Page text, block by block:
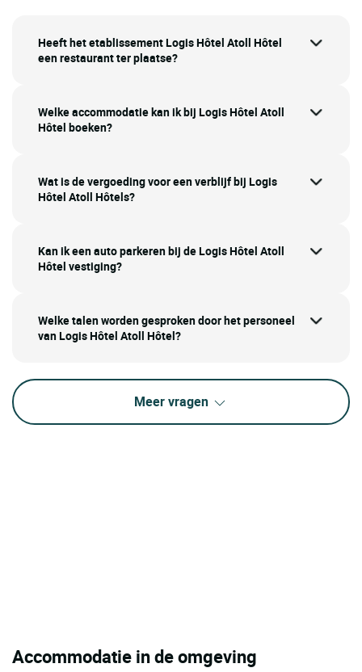
Heeft het etablissement Logis Hôtel Atoll Hôtel
een restaurant ter plaatse?
Welke accommodatie kan ik bij Logis Hôtel Atoll
Hôtel boeken?
Wat is de vergoeding voor een verblijf bij Logis
Hôtel Atoll Hôtels?
Kan ik een auto parkeren bij de Logis Hôtel Atoll
Hôtel vestiging?
Welke talen worden gesproken door het personeel
van Logis Hôtel Atoll Hôtel?
Meer vragen
Accommodatie in de omgeving